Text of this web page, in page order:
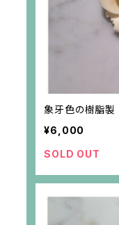
象牙色の樹脂製
¥6,000
SOLD OUT